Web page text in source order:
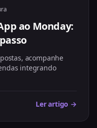
ao Monday:
acompanhe
integrando
Ler artigo →